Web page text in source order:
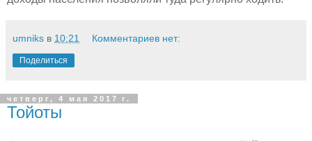
umniks в 10:21 Комментариев нет:
Поделиться
четверг, 4 мая 2017 г.
Тойоты